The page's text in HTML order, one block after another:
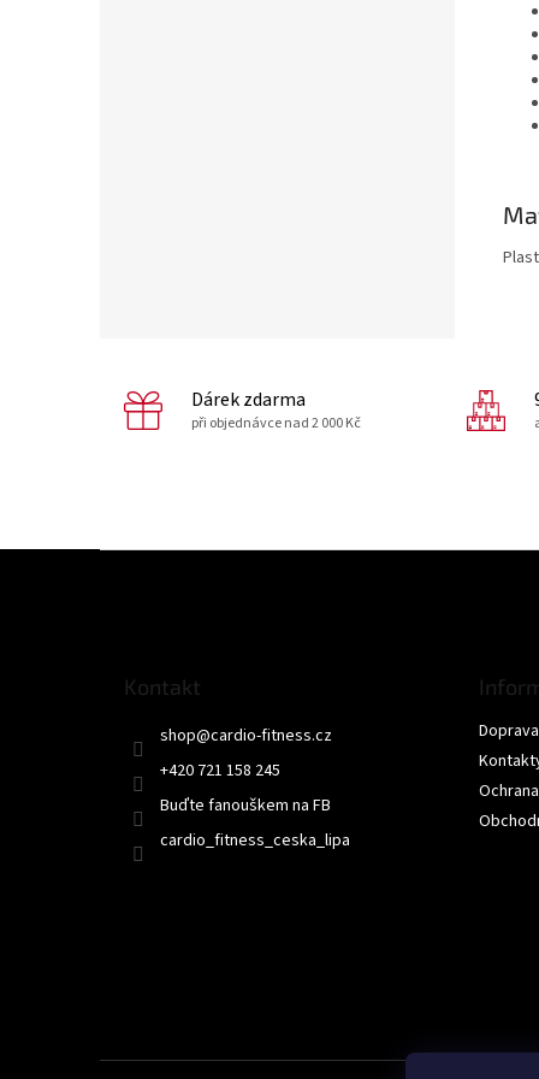
Plast
Dárek zdarma
při objednávce nad 2 000 Kč
Kontakt
shop@cardio-fitness.cz
+420 721 158 245
Buďte fanouškem na FB
cardio_fitness_ceska_lipa